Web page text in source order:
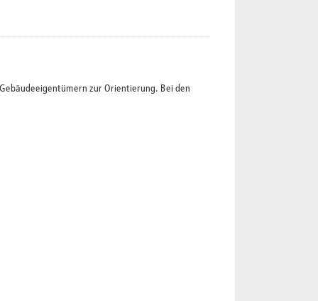
zur Orientierung. Bei den